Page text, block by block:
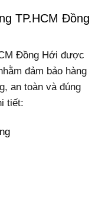
TP.HCM Đồng
Đồng Hới được
đảm bảo hàng
an toàn và đúng
tiết: